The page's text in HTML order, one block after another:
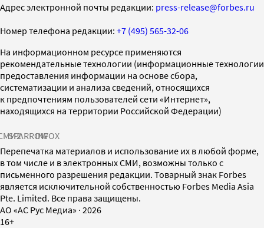
Адрес электронной почты редакции: press-release@forbes.ru
Номер телефона редакции: +7 (495) 565-32-06
На информационном ресурсе применяются
рекомендательные технологии (информационные технологии
предоставления информации на основе сбора,
систематизации и анализа сведений, относящихся
к предпочтениям пользователей сети «Интернет»,
находящихся на территории Российской Федерации)
SPARROWINFOX
Перепечатка материалов и использование их в любой форме,
в том числе и в электронных СМИ, возможны только с
письменного разрешения редакции. Товарный знак Forbes
является исключительной собственностью Forbes Media Asia
Pte. Limited. Все права защищены.
AO «АС Рус Медиа» · 2026
16+